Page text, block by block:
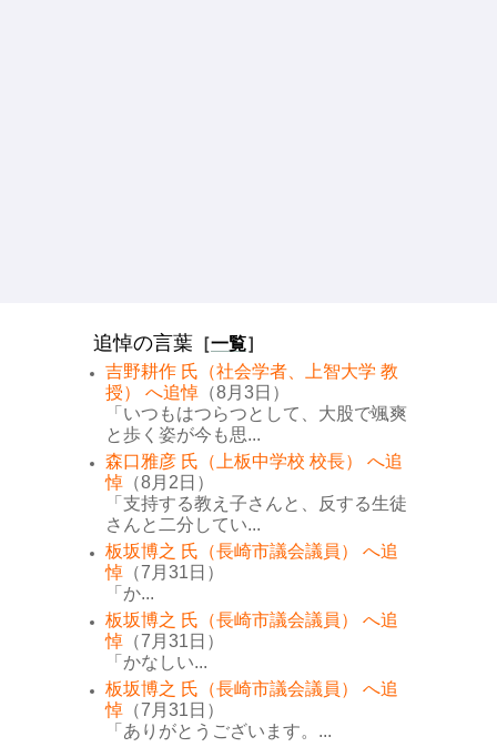
追悼の言葉 ［一覧］
吉野耕作 氏（社会学者、上智大学 教
授） へ追悼 （8月3日）
「いつもはつらつとして、大股で颯爽
と歩く姿が今も思...
森口雅彦 氏（上板中学校 校長） へ追
悼 （8月2日）
「支持する教え子さんと、反する生徒
さんと二分してい...
板坂博之 氏（長崎市議会議員） へ追
悼 （7月31日）
「か...
板坂博之 氏（長崎市議会議員） へ追
悼 （7月31日）
「かなしい...
板坂博之 氏（長崎市議会議員） へ追
悼 （7月31日）
「ありがとうございます。...